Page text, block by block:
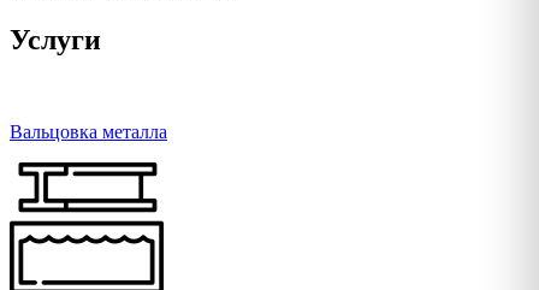
Услуги
Вальцовка металла